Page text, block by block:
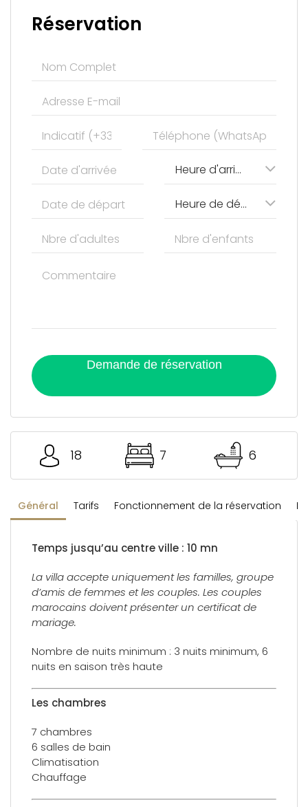
18 7 6
Général Tarifs Fonctionnement de la réservation
Temps jusqu’au centre ville : 10 mn
La villa accepte uniquement les familles, groupe
d’amis de femmes et les couples. Les couples
marocains doivent présenter un certificat de
mariage.
Nombre de nuits minimum : 3 nuits minimum, 6
nuits en saison très haute
Les chambres
7 chambres
6 salles de bain
Climatisation
Chauffage
Réservation
Heure d'arrivée
Heure de départ
Demande de réservation